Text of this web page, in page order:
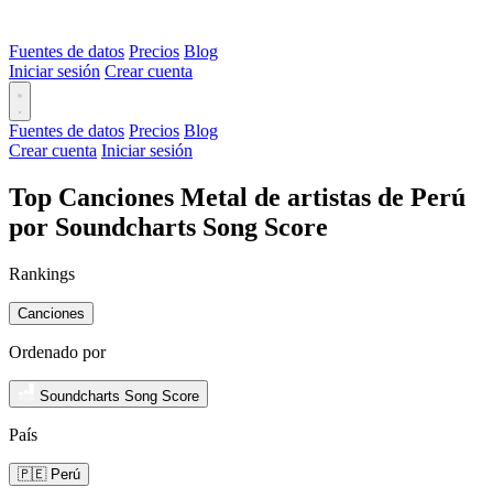
Fuentes de datos Precios Blog
Iniciar sesión Crear cuenta
Fuentes de datos Precios Blog
Crear cuenta Iniciar sesión
Top Canciones Metal de artistas de Perú
por Soundcharts Song Score
Rankings
Canciones
Ordenado por
Soundcharts Song Score
País
🇵🇪 Perú